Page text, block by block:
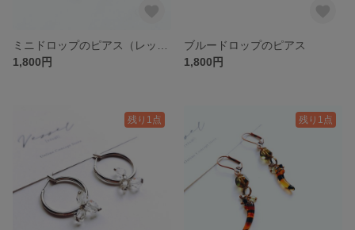
1,800円
ブルードロップのピアス
1,800円
残り1点 残り1点